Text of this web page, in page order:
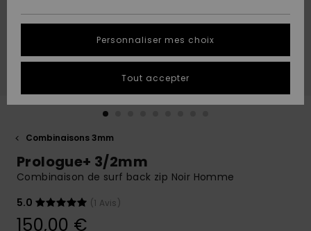
A
Découvrir
A
Découvrir
tailles
conversation
obtenir la
plus rapide
à votre
Démarrer
QUIKSILVER
Combinaisons 3mm
Prologue+ 3/2mm
Combinaison de surf back zip Noir Homme
5.0
(1 Avis)
150,00 €
Personnaliser mes choix
Tout accepter